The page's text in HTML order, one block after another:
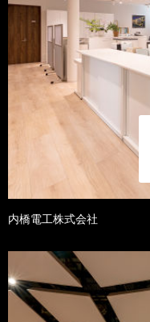
内橋電工株式会社